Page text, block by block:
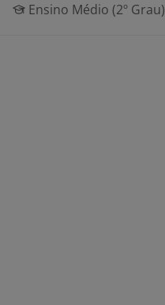
Ensino Médio (2º Grau)